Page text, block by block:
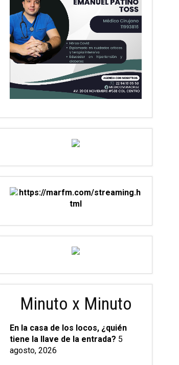
Minuto x Minuto
En la casa de los locos, ¿quién
tiene la llave de la entrada? 5
agosto, 2026